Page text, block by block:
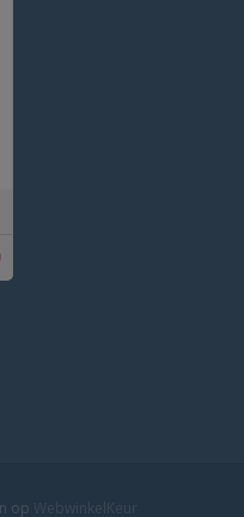
op WebwinkelKeur